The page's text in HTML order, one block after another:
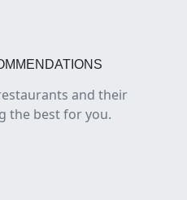
and their
the best for you.